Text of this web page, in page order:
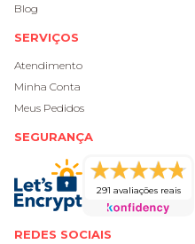
Blog
SERVIÇOS
Atendimento
Minha Conta
Meus Pedidos
SEGURANÇA
291 avaliações reais
REDES SOCIAIS